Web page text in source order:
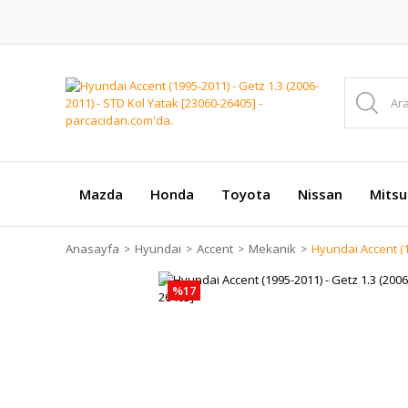
Mazda Honda Toyota Nissan
Anasayfa Hyundai Accent Mekanik Hyundai Accent
%17